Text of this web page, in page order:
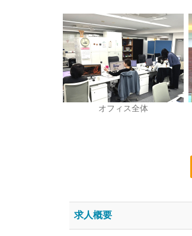
オフィス全体
求人概要